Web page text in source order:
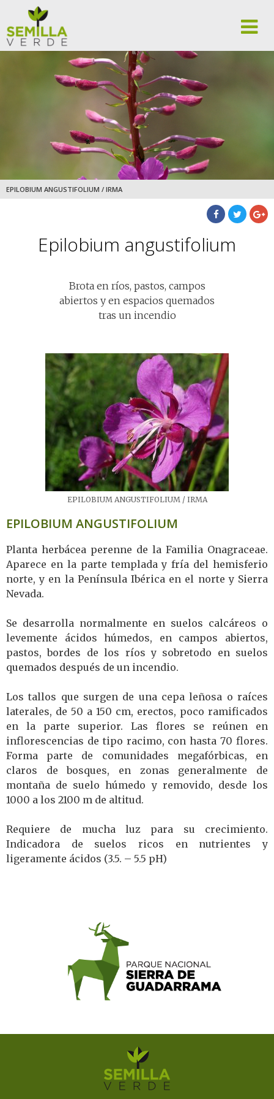
EPILOBIUM ANGUSTIFOLIUM / IRMA
Epilobium angustifolium
Brota en ríos, pastos, campos
abiertos y en espacios quemados
tras un incendio
EPILOBIUM ANGUSTIFOLIUM / IRMA
EPILOBIUM ANGUSTIFOLIUM
Planta herbácea perenne de la Familia Onagraceae.
Aparece en la parte templada y fría del hemisferio
norte, y en la Península Ibérica en el norte y Sierra
Nevada.
Se desarrolla normalmente en suelos calcáreos o
levemente ácidos húmedos, en campos abiertos,
pastos, bordes de los ríos y sobretodo en suelos
quemados después de un incendio.
Los tallos que surgen de una cepa leñosa o raíces
laterales, de 50 a 150 cm, erectos, poco ramificados
en la parte superior. Las flores se reúnen en
inflorescencias de tipo racimo, con hasta 70 flores.
Forma parte de comunidades megafórbicas, en
claros de bosques, en zonas generalmente de
montaña de suelo húmedo y removido, desde los
1000 a los 2100 m de altitud.
Requiere de mucha luz para su crecimiento.
Indicadora de suelos ricos en nutrientes y
ligeramente ácidos (3.5. – 5.5 pH)